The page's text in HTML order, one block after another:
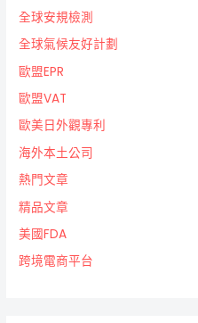
全球安規檢測
全球氣候友好計劃
歐盟EPR
歐盟VAT
歐美日外觀專利
海外本土公司
熱門文章
精品文章
美國FDA
跨境電商平台